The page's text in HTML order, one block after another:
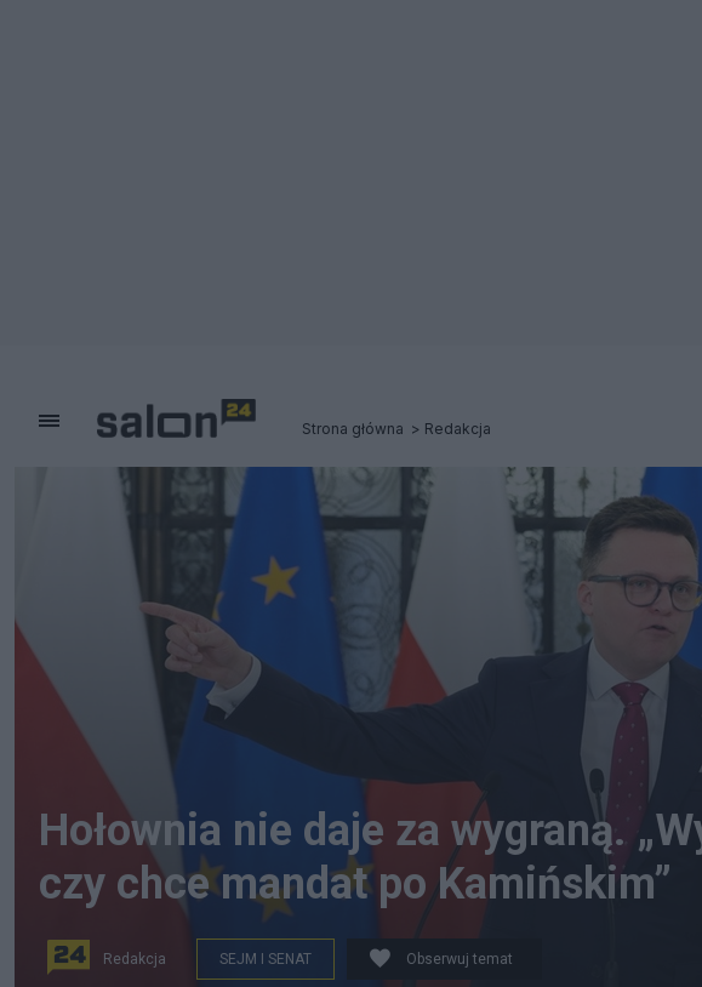
Strona główna Redakcja
Hołownia nie daje za wygraną.
czy chce mandat po Kamińskim”
Redakcja SEJM I SENAT Obserwuj temat